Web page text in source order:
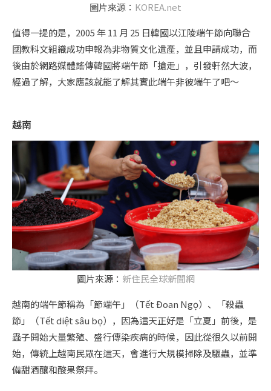
圖片來源： KOREA.net
值得一提的是，2005 年 11 月 25 日韓國以江陵端午節向聯合
國教科文組織成功申報為非物質文化遺產，並且申請成功，而
後由於網路媒體謠傳韓國將端午節「搶走」，引發軒然大波，
經過了解，大家應該就能了解其實此端午非彼端午了吧～
越南
圖片來源： 新住民全球新聞網
越南的端午節稱為「節端午」（Tết Đoan Ngọ）、「殺蟲
節」（Tết diệt sâu bọ），因為這天正好是「立夏」前後，是
蟲子開始大量繁殖、盛行傳染疾病的時候，因此從很久以前開
始，傳統上越南民眾在這天，會進行大規模掃除及驅蟲，並準
備甜酒釀和酸果祭拜。